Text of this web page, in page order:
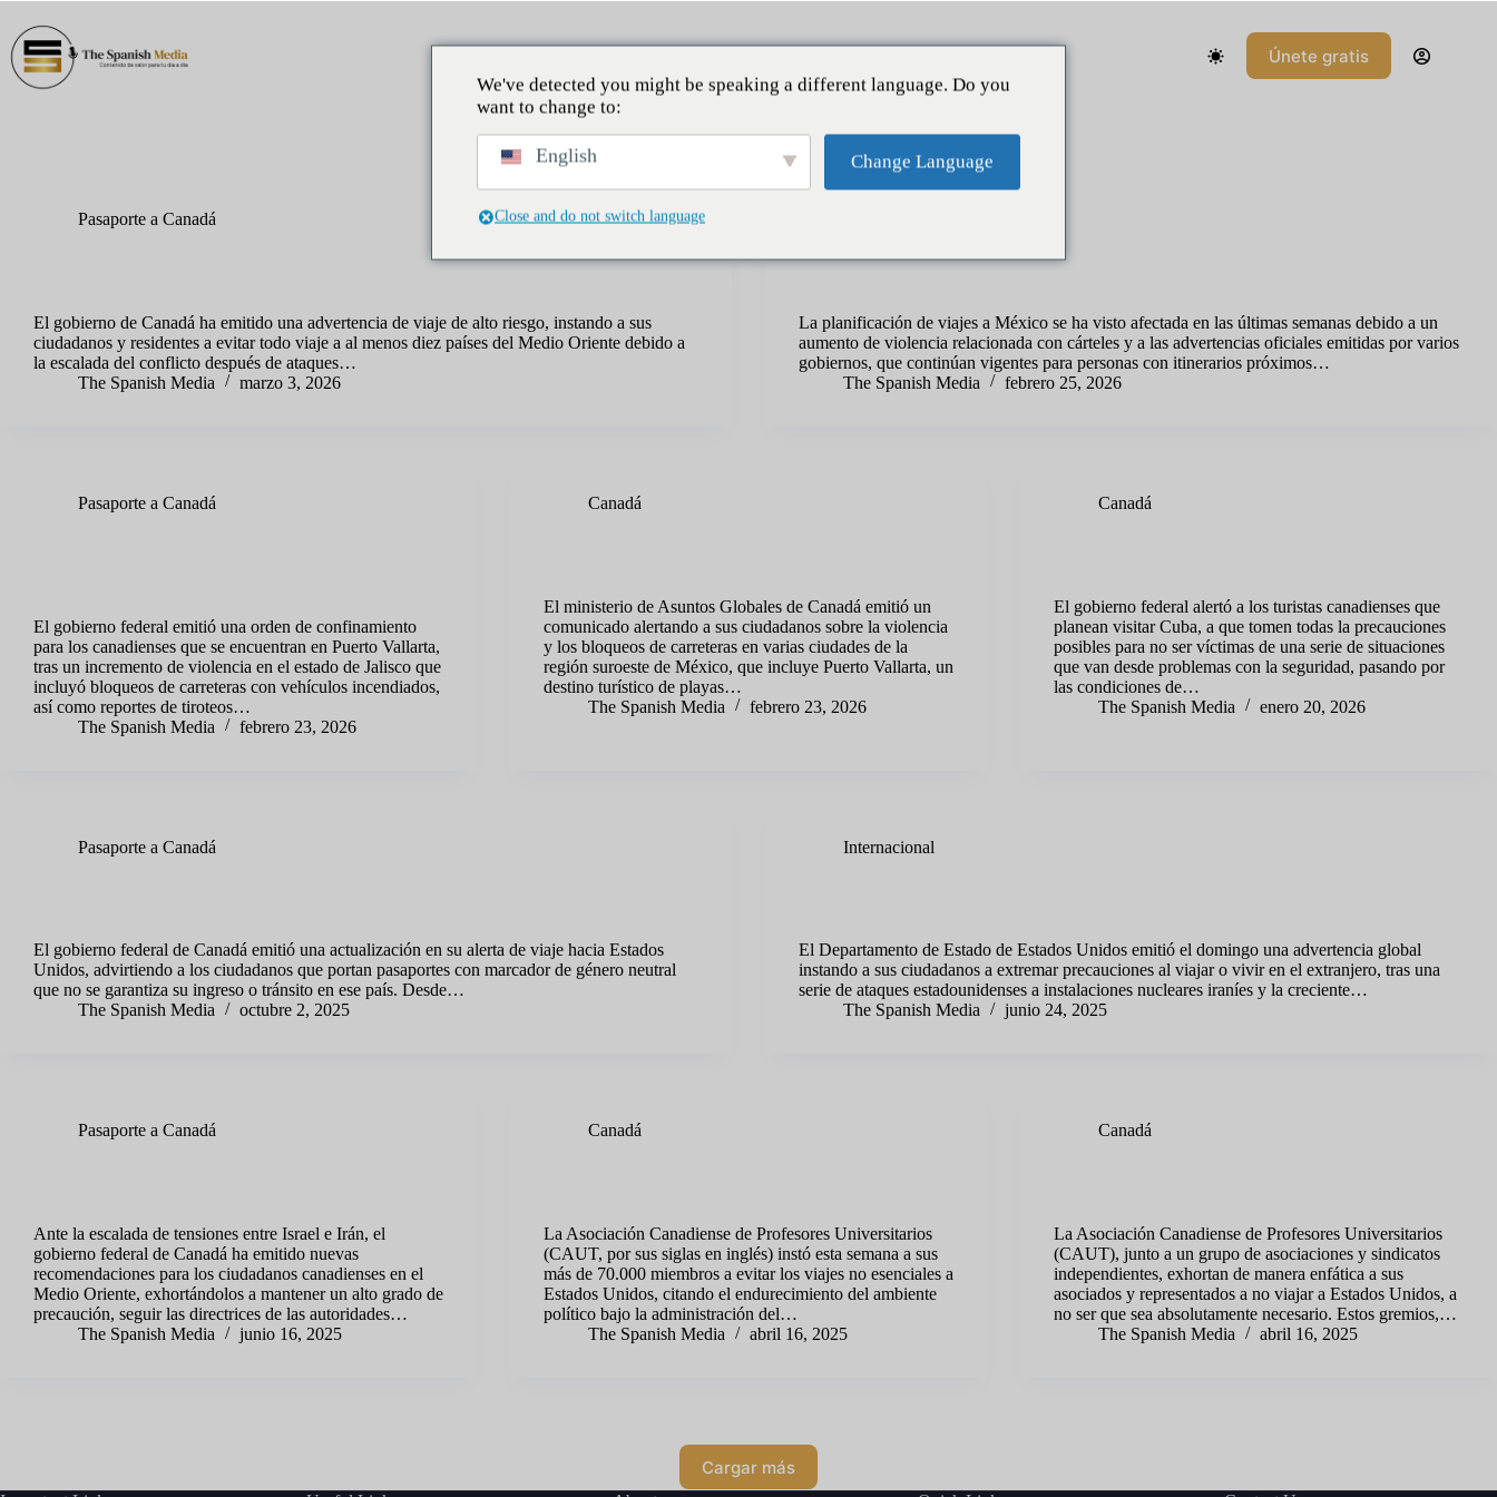
contenido
Únete gratis
Pasaporte a Canadá
Canadá insta a evitar todo viaje a 10 países mientras el conflicto se expande en el Medio
El gobierno de Canadá ha emitido una advertencia de viaje de alto riesgo, instando a sus
ciudadanos y residentes a evitar todo viaje a al menos diez países del Medio Oriente debido a
la escalada del conflicto después de ataques…
The Spanish Media
marzo 3, 2026
¿Planeas viajar a México? Esto es lo que debes saber mientras las advertencias de viaje siguen
La planificación de viajes a México se ha visto afectada en las últimas semanas debido a un
aumento de violencia relacionada con cárteles y a las advertencias oficiales emitidas por varios
gobiernos, que continúan vigentes para personas con itinerarios próximos…
The Spanish Media
febrero 25, 2026
Pasaporte a Canadá
El gobierno federal emitió una orden de confinamiento
para los canadienses que se encuentran en Puerto Vallarta,
tras un incremento de violencia en el estado de Jalisco que
incluyó bloqueos de carreteras con vehículos incendiados,
así como reportes de tiroteos…
The Spanish Media
febrero 23, 2026
Canadá
El ministerio de Asuntos Globales de Canadá emitió un
comunicado alertando a sus ciudadanos sobre la violencia
y los bloqueos de carreteras en varias ciudades de la
región suroeste de México, que incluye Puerto Vallarta, un
destino turístico de playas…
The Spanish Media
febrero 23, 2026
Canadá
El gobierno federal alertó a los turistas canadienses que
planean visitar Cuba, a que tomen todas la precauciones
posibles para no ser víctimas de una serie de situaciones
que van desde problemas con la seguridad, pasando por
las condiciones de…
The Spanish Media
enero 20, 2026
Pasaporte a Canadá
El gobierno federal de Canadá emitió una actualización en su alerta de viaje hacia Estados
Unidos, advirtiendo a los ciudadanos que portan pasaportes con marcador de género neutral
que no se garantiza su ingreso o tránsito en ese país. Desde…
The Spanish Media
octubre 2, 2025
Internacional
El Departamento de Estado de Estados Unidos emitió el domingo una advertencia global
instando a sus ciudadanos a extremar precauciones al viajar o vivir en el extranjero, tras una
serie de ataques estadounidenses a instalaciones nucleares iraníes y la creciente…
The Spanish Media
junio 24, 2025
Pasaporte a Canadá
Ante la escalada de tensiones entre Israel e Irán, el
gobierno federal de Canadá ha emitido nuevas
recomendaciones para los ciudadanos canadienses en el
Medio Oriente, exhortándolos a mantener un alto grado de
precaución, seguir las directrices de las autoridades…
The Spanish Media
junio 16, 2025
Canadá
La Asociación Canadiense de Profesores Universitarios
(CAUT, por sus siglas en inglés) instó esta semana a sus
más de 70.000 miembros a evitar los viajes no esenciales a
Estados Unidos, citando el endurecimiento del ambiente
político bajo la administración del…
The Spanish Media
abril 16, 2025
Canadá
La Asociación Canadiense de Profesores Universitarios
(CAUT), junto a un grupo de asociaciones y sindicatos
independientes, exhortan de manera enfática a sus
asociados y representados a no viajar a Estados Unidos, a
no ser que sea absolutamente necesario. Estos gremios,…
The Spanish Media
abril 16, 2025
Cargar más
We've detected you might be speaking a different language. Do you
want to change to:
English Change Language
Close and do not switch language